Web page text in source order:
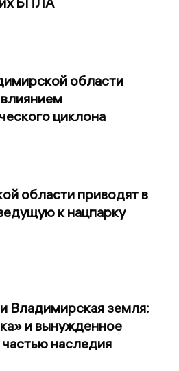
области
циклона
области приводят в
к нацпарку
Владимирская земля:
и вынужденное
частью наследия